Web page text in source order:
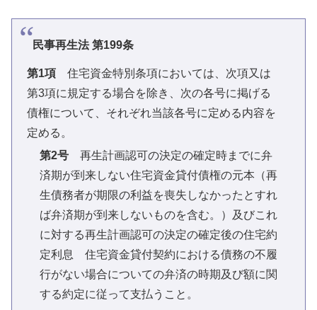
民事再生法 第199条
第1項 住宅資金特別条項においては、次項又は
第3項に規定する場合を除き、次の各号に掲げる
債権について、それぞれ当該各号に定める内容を
定める。
第2号再生計画認可の決定の確定時までに弁
済期が到来しない住宅資金貸付債権の元本（再
生債務者が期限の利益を喪失しなかったとすれ
ば弁済期が到来しないものを含む。）及びこれ
に対する再生計画認可の決定の確定後の住宅約
定利息 住宅資金貸付契約における債務の不履
行がない場合についての弁済の時期及び額に関
する約定に従って支払うこと。